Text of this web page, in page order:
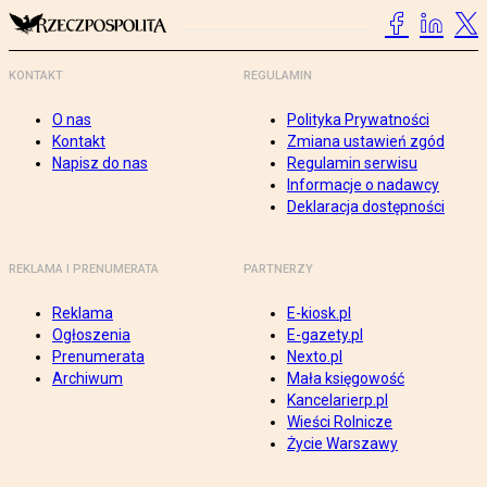
KONTAKT
O nas
Kontakt
Napisz do nas
REGULAMIN
Polityka Prywatności
Zmiana ustawień zgód
Regulamin serwisu
Informacje o nadawcy
Deklaracja dostępności
REKLAMA I PRENUMERATA
Reklama
Ogłoszenia
Prenumerata
Archiwum
PARTNERZY
E-kiosk.pl
E-gazety.pl
Nexto.pl
Mała księgowość
Kancelarierp.pl
Wieści Rolnicze
Życie Warszawy